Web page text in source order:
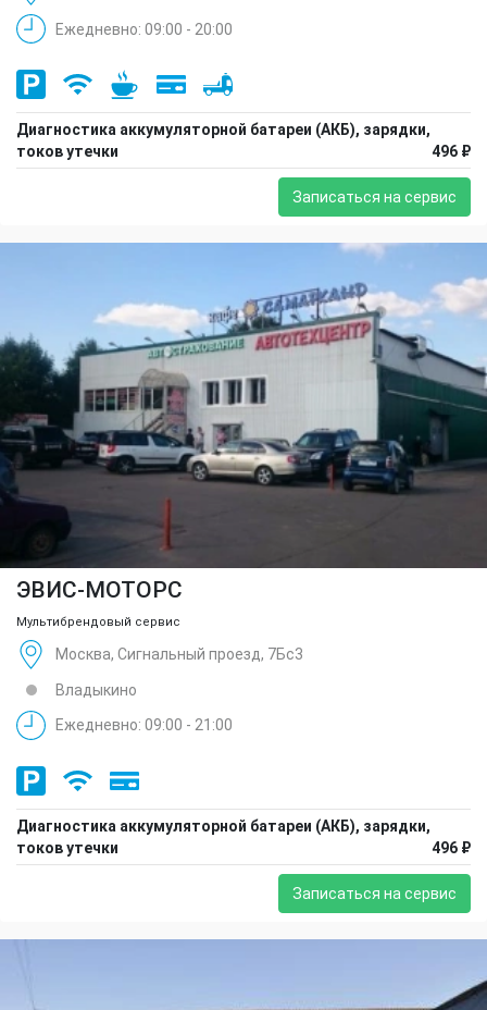
Ежедневно: 09:00 - 20:00
Диагностика аккумуляторной батареи (АКБ), зарядки,
токов утечки
496 ₽
Записаться на сервис
ЭВИС-МОТОРС
Мультибрендовый сервис
Москва, Сигнальный проезд, 7Бс3
Владыкино
Ежедневно: 09:00 - 21:00
Диагностика аккумуляторной батареи (АКБ), зарядки,
токов утечки
496 ₽
Записаться на сервис